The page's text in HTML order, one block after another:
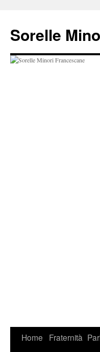
contenuto
Sorelle
Home Fraternità